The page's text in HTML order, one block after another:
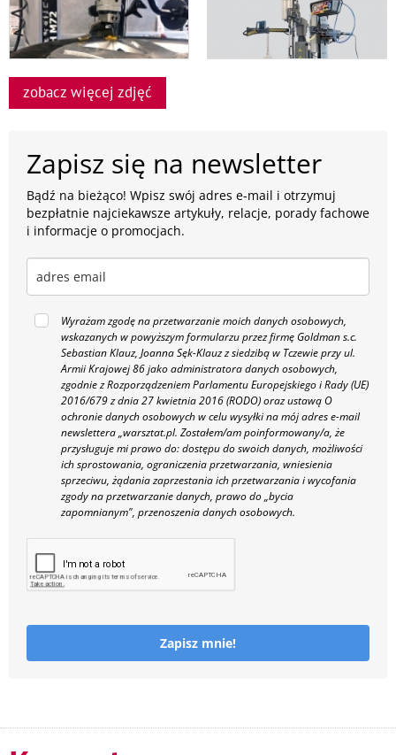
zobacz więcej zdjęć
Zapisz się na newsletter
Bądź na bieżąco! Wpisz swój adres e-mail i otrzymuj
bezpłatnie najciekawsze artykuły, relacje, porady fachowe
i informacje o promocjach.
Wyrażam zgodę na przetwarzanie moich danych osobowych,
wskazanych w powyższym formularzu przez firmę Goldman s.c.
Sebastian Klauz, Joanna Sęk-Klauz z siedzibą w Tczewie przy ul.
Armii Krajowej 86 jako administratora danych osobowych,
zgodnie z Rozporządzeniem Parlamentu Europejskiego i Rady (UE)
2016/679 z dnia 27 kwietnia 2016 (RODO) oraz ustawą O
ochronie danych osobowych w celu wysyłki na mój adres e-mail
newslettera „warsztat.pl. Zostałem/am poinformowany/a, że
przysługuje mi prawo do: dostępu do swoich danych, możliwości
ich sprostowania, ograniczenia przetwarzania, wniesienia
sprzeciwu, żądania zaprzestania ich przetwarzania i wycofania
zgody na przetwarzanie danych, prawo do „bycia
zapomnianym", przenoszenia danych osobowych.
Zapisz mnie!